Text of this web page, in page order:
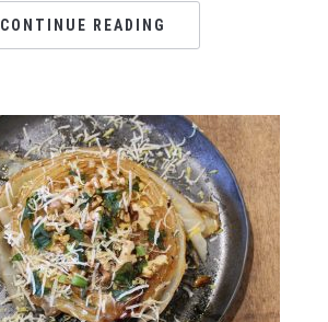
CONTINUE READING